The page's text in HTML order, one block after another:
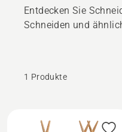
Entdecken Sie
Schneiden und
1 Produkte